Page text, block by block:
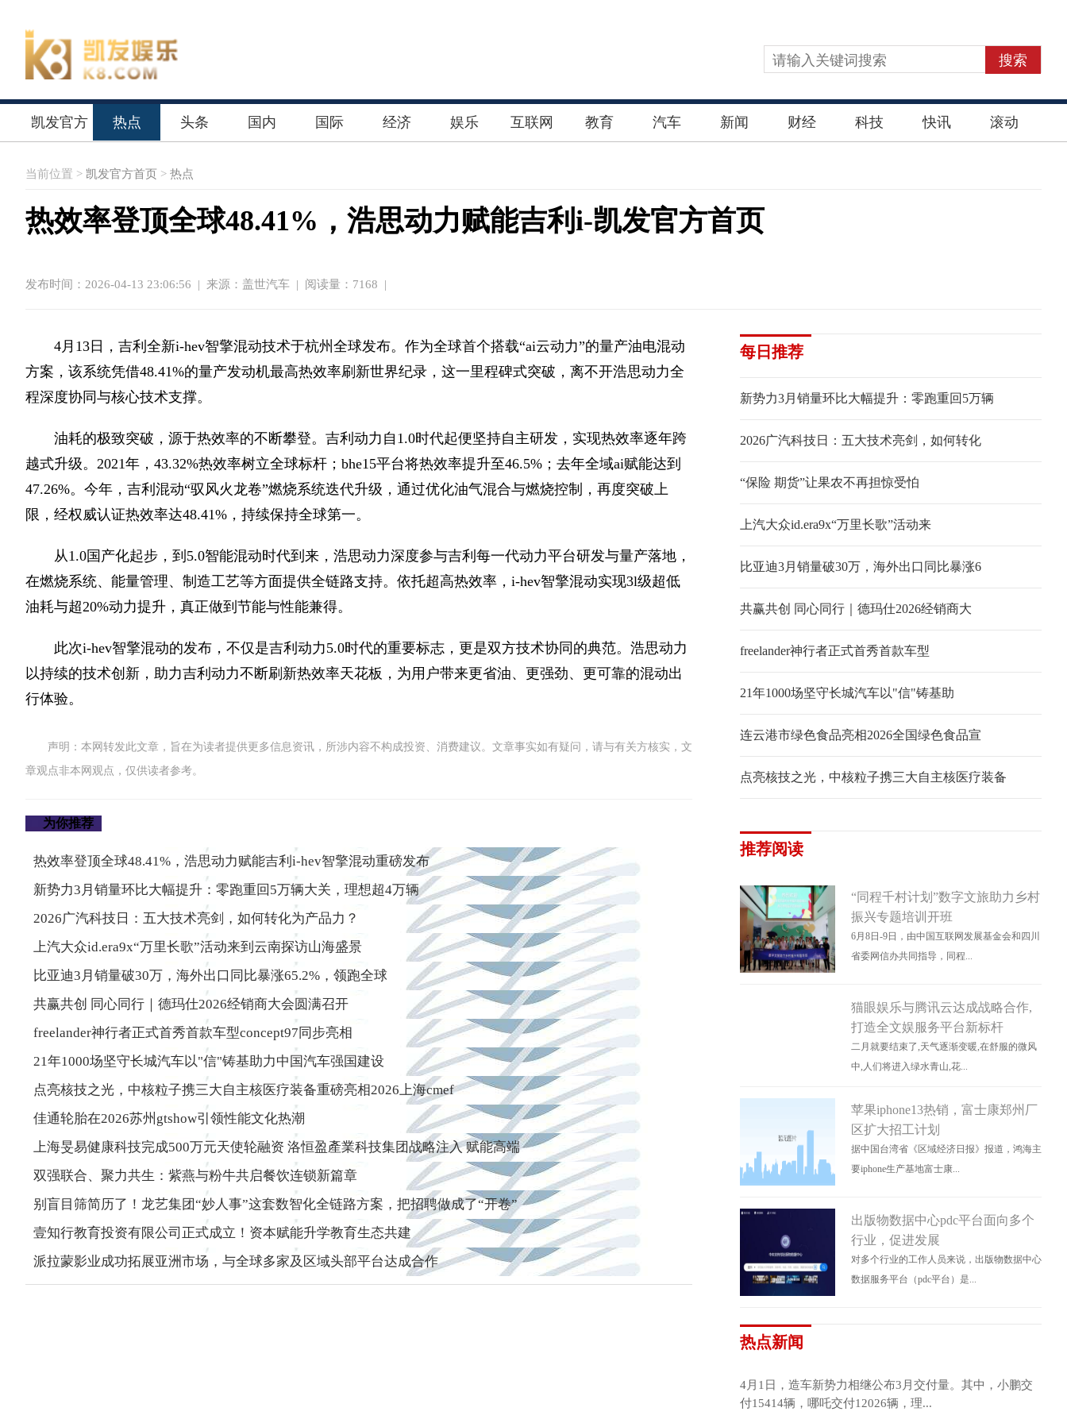
搜索
凯发官方 热点 头条 国内 国际 经济 娱乐 互联网 教育 汽车 新闻 财经 科技 快讯 滚动
当前位置 > 凯发官方首页 > 热点
热效率登顶全球48.41%，浩思动力赋能吉利i-凯发官方首页
发布时间：2026-04-13 23:06:56 | 来源：盖世汽车 | 阅读量：7168 |
4月13日，吉利全新i-hev智擎混动技术于杭州全球发布。作为全球首个搭载“ai云动力”的量产油电混动
方案，该系统凭借48.41%的量产发动机最高热效率刷新世界纪录，这一里程碑式突破，离不开浩思动力全
程深度协同与核心技术支撑。
油耗的极致突破，源于热效率的不断攀登。吉利动力自1.0时代起便坚持自主研发，实现热效率逐年跨
越式升级。2021年，43.32%热效率树立全球标杆；bhe15平台将热效率提升至46.5%；去年全域ai赋能达到
47.26%。今年，吉利混动“驭风火龙卷”燃烧系统迭代升级，通过优化油气混合与燃烧控制，再度突破上
限，经权威认证热效率达48.41%，持续保持全球第一。
从1.0国产化起步，到5.0智能混动时代到来，浩思动力深度参与吉利每一代动力平台研发与量产落地，
在燃烧系统、能量管理、制造工艺等方面提供全链路支持。依托超高热效率，i-hev智擎混动实现3l级超低
油耗与超20%动力提升，真正做到节能与性能兼得。
此次i-hev智擎混动的发布，不仅是吉利动力5.0时代的重要标志，更是双方技术协同的典范。浩思动力
以持续的技术创新，助力吉利动力不断刷新热效率天花板，为用户带来更省油、更强劲、更可靠的混动出
行体验。
声明：本网转发此文章，旨在为读者提供更多信息资讯，所涉内容不构成投资、消费建议。文章事实如有疑问，请与有关方核实，文
章观点非本网观点，仅供读者参考。
为你推荐
热效率登顶全球48.41%，浩思动力赋能吉利i-hev智擎混动重磅发布
新势力3月销量环比大幅提升：零跑重回5万辆大关，理想超4万辆
2026广汽科技日：五大技术亮剑，如何转化为产品力？
上汽大众id.era9x“万里长歌”活动来到云南探访山海盛景
比亚迪3月销量破30万，海外出口同比暴涨65.2%，领跑全球
共赢共创 同心同行｜德玛仕2026经销商大会圆满召开
freelander神行者正式首秀首款车型concept97同步亮相
21年1000场坚守长城汽车以"信"铸基助力中国汽车强国建设
点亮核技之光，中核粒子携三大自主核医疗装备重磅亮相2026上海cmef
佳通轮胎在2026苏州gtshow引领性能文化热潮
上海旻易健康科技完成500万元天使轮融资 洛恒盈產業科技集团战略注入 赋能高端
双强联合、聚力共生：紫燕与粉牛共启餐饮连锁新篇章
别盲目筛简历了！龙艺集团“妙人事”这套数智化全链路方案，把招聘做成了“开卷”
壹知行教育投资有限公司正式成立！资本赋能升学教育生态共建
派拉蒙影业成功拓展亚洲市场，与全球多家及区域头部平台达成合作
每日推荐
新势力3月销量环比大幅提升：零跑重回5万辆
2026广汽科技日：五大技术亮剑，如何转化
“保险 期货”让果农不再担惊受怕
上汽大众id.era9x“万里长歌”活动来
比亚迪3月销量破30万，海外出口同比暴涨6
共赢共创 同心同行｜德玛仕2026经销商大
freelander神行者正式首秀首款车型
21年1000场坚守长城汽车以"信"铸基助
连云港市绿色食品亮相2026全国绿色食品宣
点亮核技之光，中核粒子携三大自主核医疗装备
推荐阅读
“同程千村计划”数字文旅助力乡村
振兴专题培训开班
6月8日-9日，由中国互联网发展基金会和四川
省委网信办共同指导，同程...
猫眼娱乐与腾讯云达成战略合作,
打造全文娱服务平台新标杆
二月就要结束了,天气逐渐变暖,在舒服的微风
中,人们将进入绿水青山,花...
苹果iphone13热销，富士康郑州厂
区扩大招工计划
据中国台湾省《区域经济日报》报道，鸿海主
要iphone生产基地富士康...
出版物数据中心pdc平台面向多个
行业，促进发展
对多个行业的工作人员来说，出版物数据中心
数据服务平台（pdc平台）是...
热点新闻
4月1日，造车新势力相继公布3月交付量。其中，小鹏交
付15414辆，哪吒交付12026辆，理...